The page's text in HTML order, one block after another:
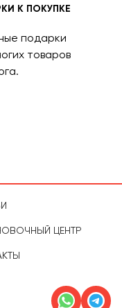
К ПОКУПКЕ
подарки
товаров
ЦЕНТР